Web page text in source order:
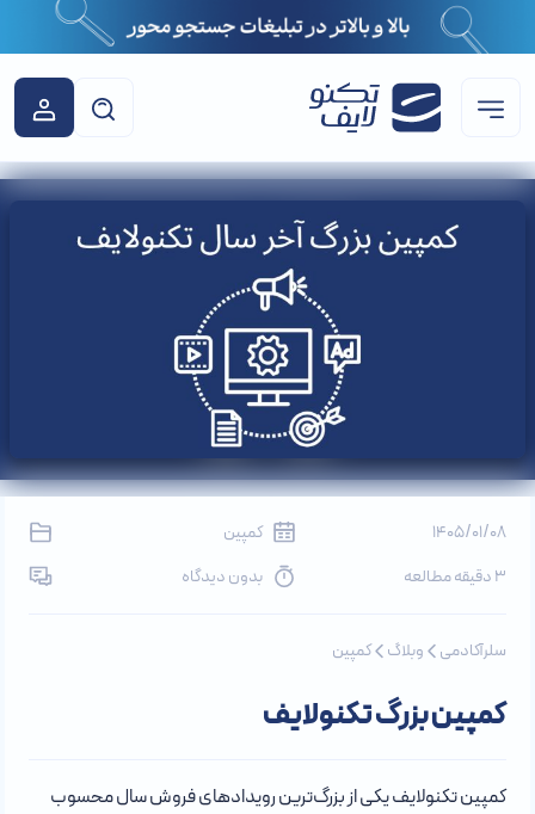
1405/01/08
کمپین
3 دقیقه مطالعه
بدون دیدگاه
سلرآکادمی وبلاگ کمپین
کمپین بزرگ تکنولایف
کمپین تکنولایف یکی از بزرگ‌ترین رویدادهای فروش سال محسوب